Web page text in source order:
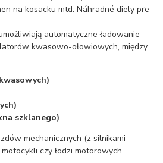
na kosacku mtd. Náhradné diely pre
automatyczne ładowanie
kwasowo-ołowiowych, między
szklanego)
mechanicznych (z silnikami
czy łodzi motorowych.